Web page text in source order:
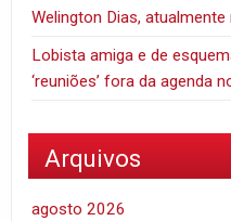
Welington Dias,
Lobista amiga e de
‘reuniões’ fora da agenda
Arquivos
agosto 2026